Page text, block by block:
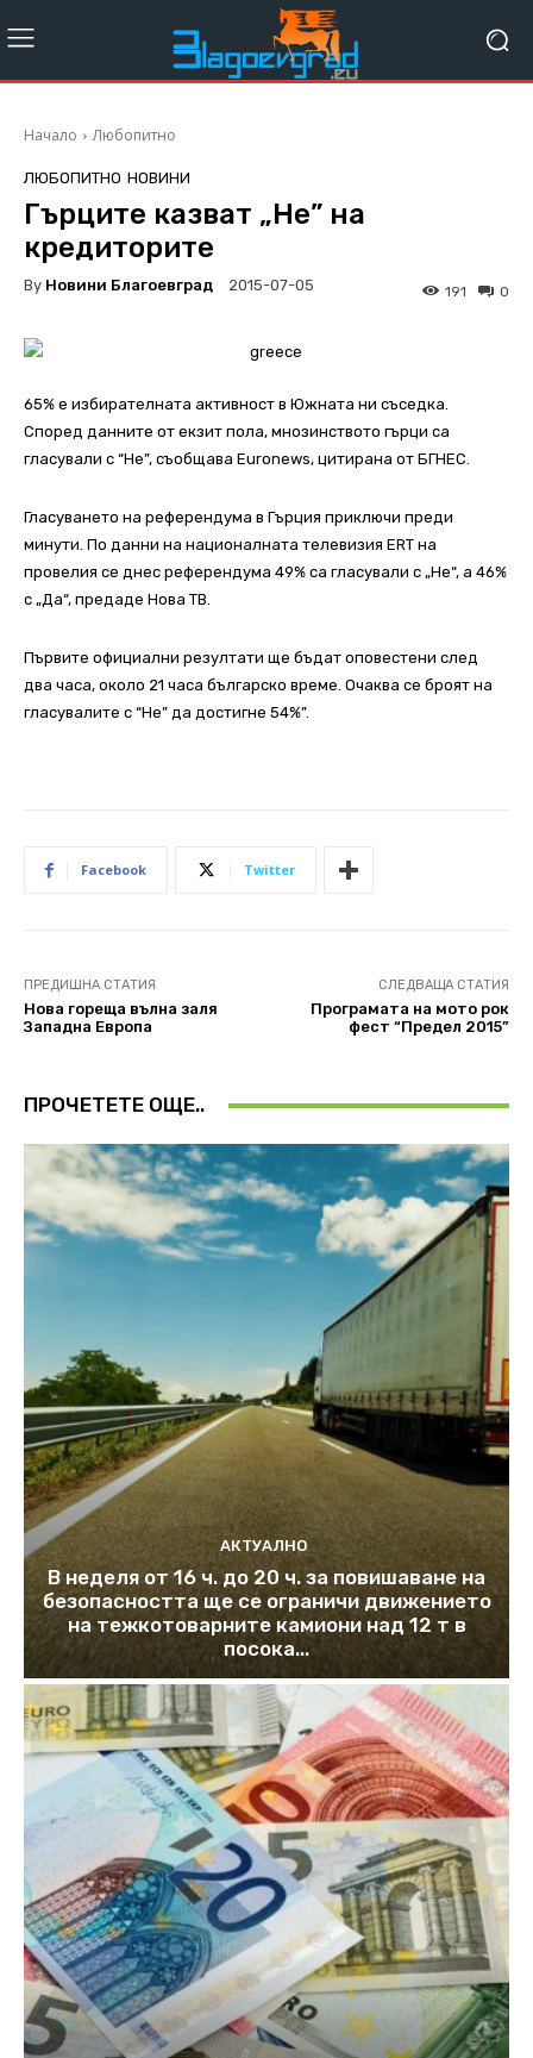
Начало Любопитно
ЛЮБОПИТНО НОВИНИ
Гърците казват „Не” на
кредиторите
By Новини Благоевград 2015-07-05 0
191
65% е избирателната активност в Южната ни съседка.
Според данните от екзит пола, мнозинството гърци са
гласували с “Не”, съобщава Euronews, цитирана от БГНЕС.
Гласуването на референдума в Гърция приключи преди
минути. По данни на националната телевизия ERT на
провелия се днес референдума 49% са гласували с „Не“, а 46%
с „Да“, предаде Нова ТВ.
Първите официални резултати ще бъдат оповестени след
два часа, около 21 часа българско време. Очаква се броят на
гласувалите с “Не” да достигне 54%”.
Facebook Twitter
ПРЕДИШНА СТАТИЯ
Нова гореща вълна заля
Западна Европа
СЛЕДВАЩА СТАТИЯ
Програмата на мото рок
фест “Предел 2015”
ПРОЧЕТЕТЕ ОЩЕ..
АКТУАЛНО
В неделя от 16 ч. до 20 ч. за повишаване на
безопасността ще се ограничи движението
на тежкотоварните камиони над 12 т в
посока...